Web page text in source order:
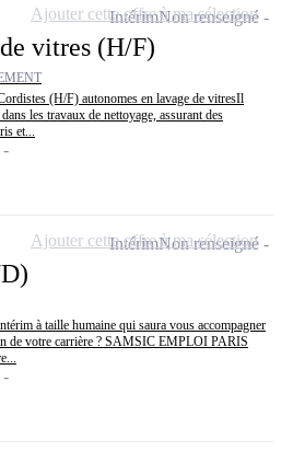
vitres (H/F)
(H/F) autonomes en lavage de vitresIl
les travaux de nettoyage, assurant des
et...
IntérimNon renseigné
Ajouter cette offre à ma sélection
à taille humaine qui saura vous accompagner
de votre carrière ? SAMSIC EMPLOI PARIS
IntérimNon renseigné
Ajouter cette offre à ma sélection